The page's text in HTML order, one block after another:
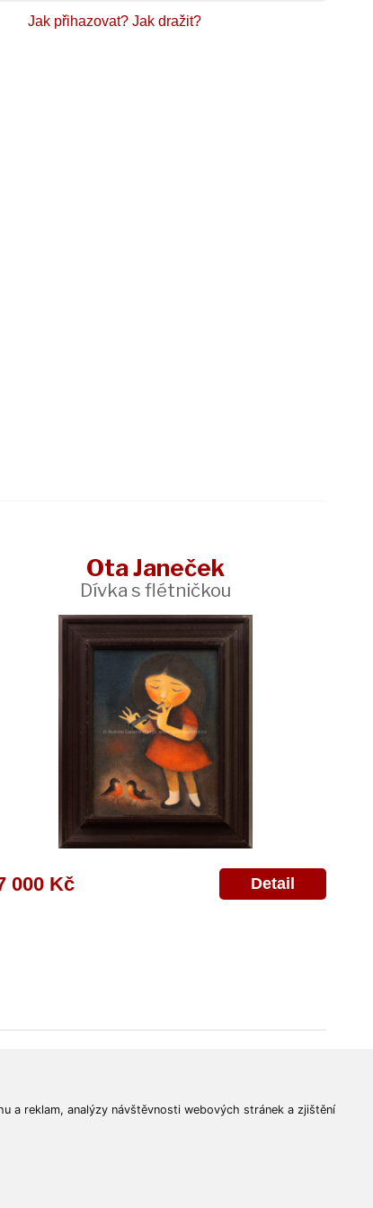
a reklam, analýzy návštěvnosti webových stránek a zjištění
Jak přihazovat? Jak dražit?
Ota Janeček
Dívka s flétničkou
000 Kč Detail